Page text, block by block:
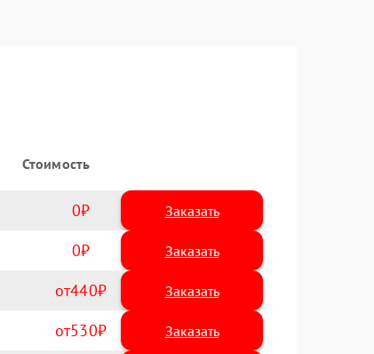
Стоимость
0 Заказать
0 Заказать
440
530